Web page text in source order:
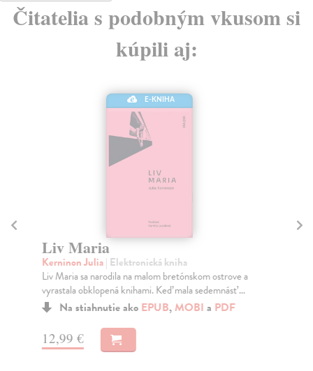
Čitatelia s podobným vkusom si
kúpili aj:
E-KNIHA
Liv Maria
Kerninon Julia| Elektronická kniha
Liv Maria sa narodila na malom bretónskom ostrove a
vyrastala obklopená knihami. Keď mala sedemnásť ...
Na stiahnutie ako EPUB,MOBI a PDF
12,99 €